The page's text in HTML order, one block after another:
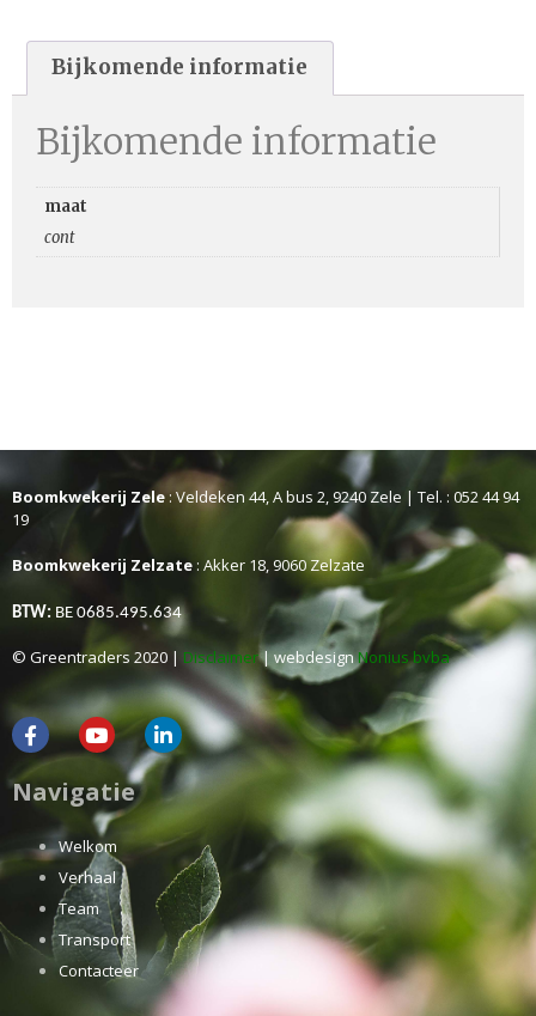
Bijkomende informatie
Bijkomende informatie
maat
cont
Boomkwekerij Zele: Veldeken 44, A bus 2, 9240 Zele | Tel. : 052 44 94
19
Boomkwekerij Zelzate : Akker 18, 9060 Zelzate
BTW: BE 0685.495.634
© Greentraders 2020 | Disclaimer| webdesignNonius bvba
Navigatie
Welkom
Verhaal
Team
Transport
Contacteer